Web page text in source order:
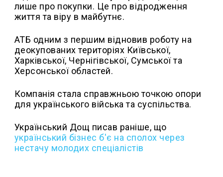
лише про покупки. Це про відродження
життя та віру в майбутнє.
АТБ одним з першим відновив роботу на
деокупованих територіях Київської,
Харківської, Чернігівської, Сумської та
Херсонської областей.
Компанія стала справжньою точкою опори
для українського війська та суспільства.
Український Дощ писав раніше, що
український бізнес б'є на сполох через
нестачу молодих спеціалістів